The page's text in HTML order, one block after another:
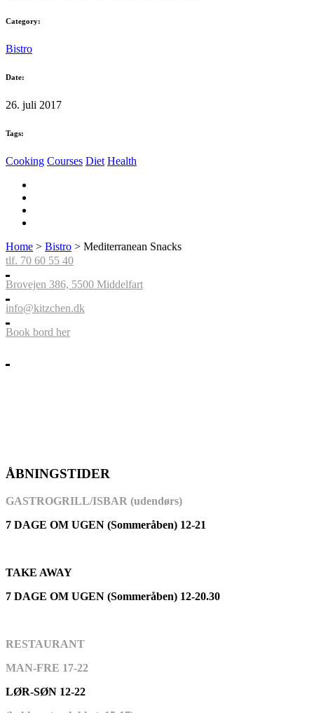
Category:
Bistro
Date:
26. juli 2017
Tags:
Cooking Courses Diet Health
Home > Bistro > Mediterranean Snacks
tlf. 70 60 55 40
Brovejen 386, 5500 Middelfart
info@kitzchen.dk
Book bord her
ÅBNINGSTIDER
GASTROGRILL/ISBAR (udendørs)
7 DAGE OM UGEN (Sommeråben) 12-21
TAKE AWAY
7 DAGE OM UGEN (Sommeråben) 12-20.30
RESTAURANT
MAN-FRE 17-22
LØR-SØN 12-22